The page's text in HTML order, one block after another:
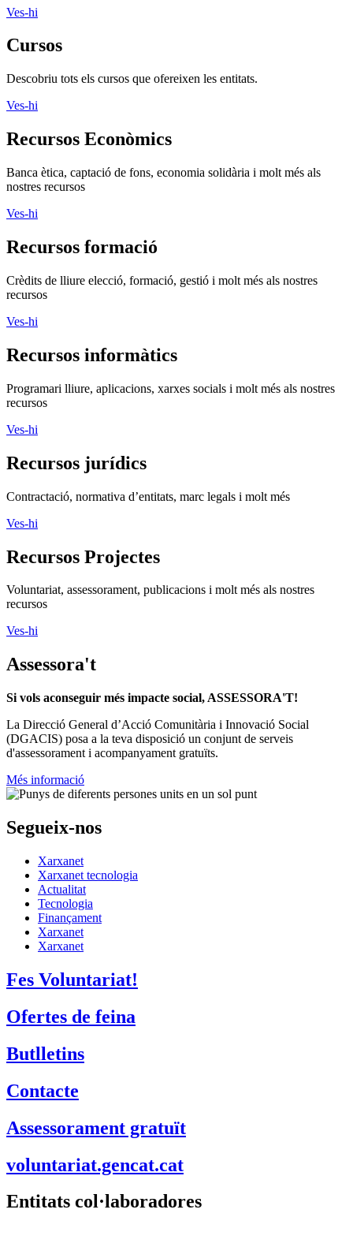
Ves-hi
Cursos
Descobriu tots els cursos que ofereixen les entitats.
Ves-hi
Recursos Econòmics
Banca ètica, captació de fons, economia solidària i molt més als
nostres recursos
Ves-hi
Recursos formació
Crèdits de lliure elecció, formació, gestió i molt més als nostres
recursos
Ves-hi
Recursos informàtics
Programari lliure, aplicacions, xarxes socials i molt més als nostres
recursos
Ves-hi
Recursos jurídics
Contractació, normativa d’entitats, marc legals i molt més
Ves-hi
Recursos Projectes
Voluntariat, assessorament, publicacions i molt més als nostres
recursos
Ves-hi
Assessora't
Si vols aconseguir més impacte social, ASSESSORA'T!
La Direcció General d’Acció Comunitària i Innovació Social
(DGACIS) posa a la teva disposició un conjunt de serveis
d'assessorament i acompanyament gratuïts.
Més informació
Segueix-nos
Xarxanet
Xarxanet tecnologia
Actualitat
Tecnologia
Finançament
Xarxanet
Xarxanet
Fes Voluntariat!
Ofertes de feina
Butlletins
Contacte
Assessorament gratuït
voluntariat.gencat.cat
Entitats col·laboradores